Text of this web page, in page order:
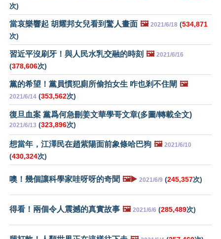
次)
當哀樂響起 胡耀邦女兒看到驚人畫面 🖼️ 2021/6/18 (534,871
次)
習近平沒刷牙！與人民水乳交融的時刻 🖼️ 2021/6/16
(378,606次)
黨的希望！黨員慣犯廁所偷拍女生 咋也剎不住閘 🖼️
2021/6/14 (353,562次)
復旦血案 黨爲何急刪姜文華學哥文章(多圖/轉載全文)
2021/6/13 (323,896次)
想當年，江澤民在趙紫陽面前象條哈巴狗 🖼️ 2021/6/10
(430,324次)
噢！幾個讓科學家哇呀呀的奇聞 🖼️▶️ 2021/6/9 (245,357次)
得看！兩個令人震撼的真實故事 🖼️ 2021/6/6 (285,489次)